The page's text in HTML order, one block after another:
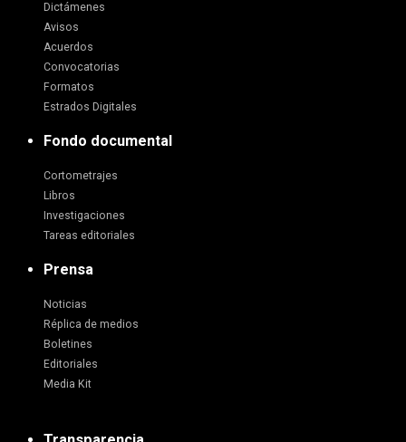
Dictámenes
Avisos
Acuerdos
Convocatorias
Formatos
Estrados Digitales
Fondo documental
Cortometrajes
Libros
Investigaciones
Tareas editoriales
Prensa
Noticias
Réplica de medios
Boletines
Editoriales
Media Kit